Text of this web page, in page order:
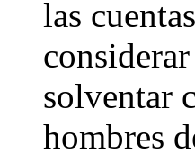
las
solventar
hombres